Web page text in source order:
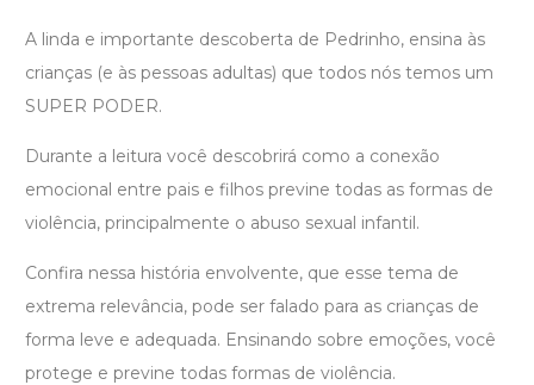
A linda e importante descoberta de Pedrinho, ensina às
crianças (e às pessoas adultas) que todos nós temos um
SUPER PODER.
Durante a leitura você descobrirá como a conexão
emocional entre pais e filhos previne todas as formas de
violência, principalmente o abuso sexual infantil.
Confira nessa história envolvente, que esse tema de
extrema relevância, pode ser falado para as crianças de
forma leve e adequada. Ensinando sobre emoções, você
protege e previne todas formas de violência.